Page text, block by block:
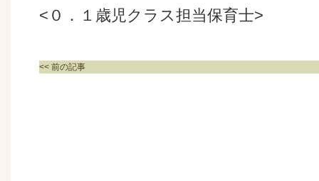
<０．１歳児クラス担当保育士>
<< 前の記事